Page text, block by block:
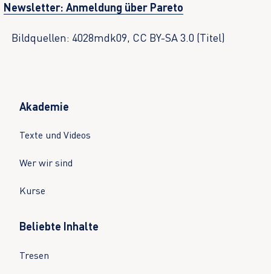
Newsletter: Anmeldung über Pareto
Bildquellen: 4028mdk09, CC BY-SA 3.0 (Titel)
Akademie
Texte und Videos
Wer wir sind
Kurse
Beliebte Inhalte
Tresen